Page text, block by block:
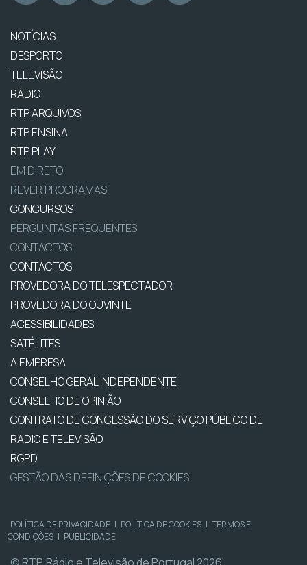
NOTÍCIAS
DESPORTO
TELEVISÃO
RÁDIO
RTP ARQUIVOS
RTP ENSINA
RTP PLAY
EM DIRETO
REVER PROGRAMAS
CONCURSOS
PERGUNTAS FREQUENTES
CONTACTOS
CONTACTOS
PROVEDORA DO TELESPECTADOR
PROVEDORA DO OUVINTE
ACESSIBILIDADES
SATÉLITES
A EMPRESA
CONSELHO GERAL INDEPENDENTE
CONSELHO DE OPINIÃO
CONTRATO DE CONCESSÃO DO SERVIÇO PÚBLICO DE
RÁDIO E TELEVISÃO
RGPD
GESTÃO DAS DEFINIÇÕES DE COOKIES
POLÍTICA DE PRIVACIDADE | POLÍTICA DE COOKIES | TERMOS E
CONDIÇÕES | PUBLICIDADE